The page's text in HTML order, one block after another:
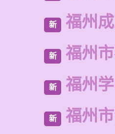
新 福州
新 福州
新 福州
新 福州